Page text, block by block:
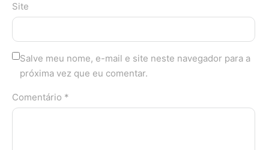
Site
Salve meu nome, e-mail e site neste navegador para a
próxima vez que eu comentar.
Comentário *